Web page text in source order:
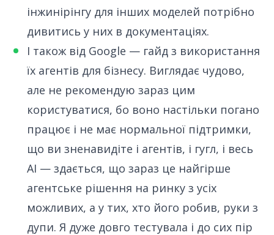
інжинірінгу для інших моделей потрібно
дивитись у них в документаціях.
І також від Google — гайд з використання
їх агентів для бізнесу. Виглядає чудово,
але не рекомендую зараз цим
користуватися, бо воно настільки погано
працює і не має нормальної підтримки,
що ви зненавидіте і агентів, і гугл, і весь
AI — здається, що зараз це найгірше
агентське рішення на ринку з усіх
можливих, а у тих, хто його робив, руки з
дупи. Я дуже довго тестувала і до сих пір